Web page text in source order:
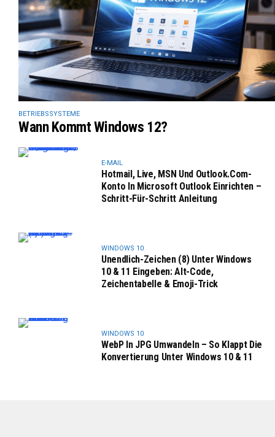
BETRIEBSSYSTEME
Wann Kommt Windows 12?
E-MAIL
Hotmail, Live, MSN Und Outlook.com-
Konto In Microsoft Outlook Einrichten –
Schritt-Für-Schritt Anleitung
WINDOWS 10
Unendlich-Zeichen (8) Unter Windows
10 & 11 Eingeben: Alt-Code,
Zeichentabelle & Emoji-Trick
WINDOWS 10
WebP In JPG Umwandeln – So Klappt Die
Konvertierung Unter Windows 10 & 11